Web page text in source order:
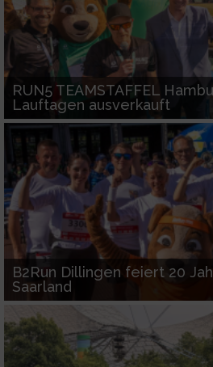
RUN5 TEAMSTAFFEL
Lauftagen ausverkauft
B2Run Dillingen feiert 20
Saarland